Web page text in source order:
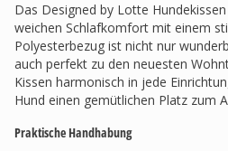
Das Designed by Lotte
weichen Schlafkomfort mit einem
Polyesterbezug ist nicht nur
auch perfekt zu den neuesten
Kissen harmonisch in jede
Hund einen gemütlichen Platz zum
Praktische Handhabung